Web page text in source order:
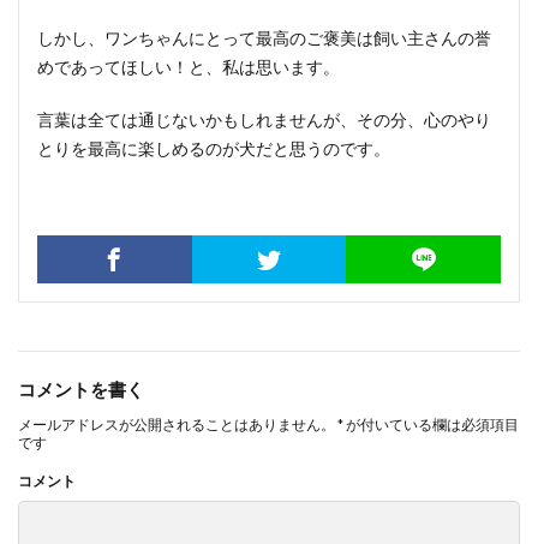
しかし、ワンちゃんにとって最高のご褒美は飼い主さんの誉
めであってほしい！と、私は思います。
言葉は全ては通じないかもしれませんが、その分、心のやり
とりを最高に楽しめるのが犬だと思うのです。
コメントを書く
メールアドレスが公開されることはありません。 *が付いている欄は必須項目
です
コメント